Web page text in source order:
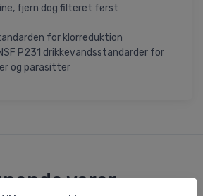
fjern dog filteret først
for klorreduktion
P231 drikkevandsstandarder for
og parasitter
varer